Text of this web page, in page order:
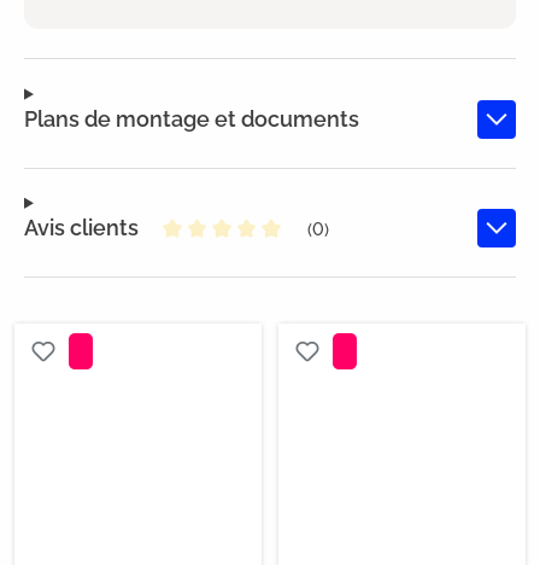
Plans de montage et documents
Avis clients
(0)